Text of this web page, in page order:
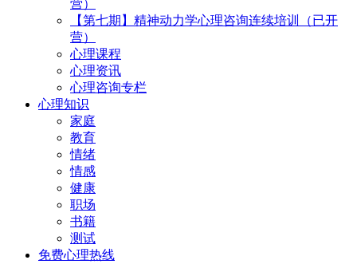
营）
【第七期】精神动力学心理咨询连续培训（已开
营）
心理课程
心理资讯
心理咨询专栏
心理知识
家庭
教育
情绪
情感
健康
职场
书籍
测试
免费心理热线